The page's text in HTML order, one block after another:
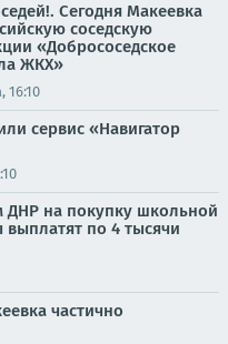
Сегодня Макеевка
соседскую
«Добрососедское
ЖКХ»
16:10
сервис «Навигатор
ДНР на покупку школьной
по 4 тысячи
частично